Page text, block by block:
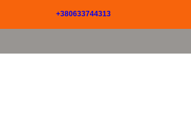
+380633744313